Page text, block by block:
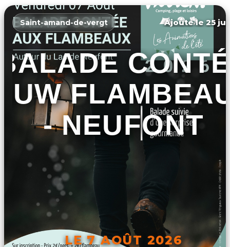
Saint-amand-de-vergt Ajouté le 25
- NEUFONT
LE 7 AOÛT 2026